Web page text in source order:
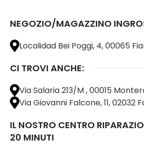
NEGOZIO/MAGAZZINO
Localidad Bei Poggi, 4, 00065
CI TROVI ANCHE:
Via Salaria 213/M , 00015
Via Giovanni Falcone, 11, 02032
IL NOSTRO CENTRO
20 MINUTI